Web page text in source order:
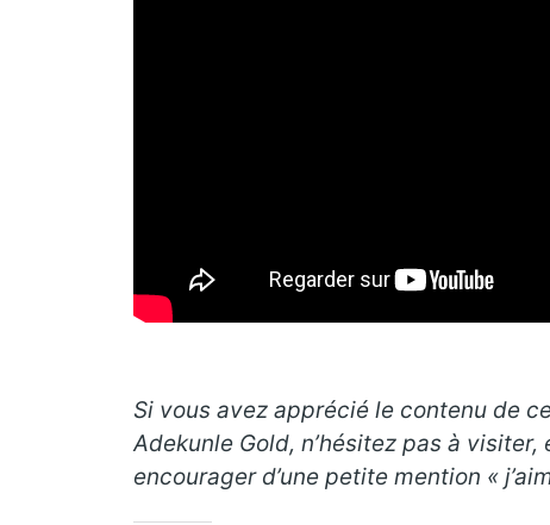
Si vous avez apprécié le contenu de
Adekunle Gold, n’hésitez pas à visiter,
encourager d’une petite mention «